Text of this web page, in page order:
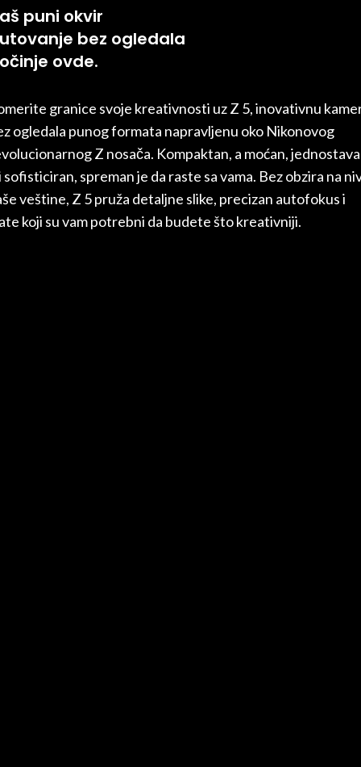
puni okvir
bez ogledala
ovde.
granice svoje kreativnosti uz Z 5, inovativnu
ogledala punog formata napravljenu oko Nikonovog
Z nosača. Kompaktan, a moćan,
sofisticiran, spreman je da raste sa vama. Bez obzira na
veštine, Z 5 pruža detaljne slike, precizan autofokus i
koji su vam potrebni da budete što kreativniji.